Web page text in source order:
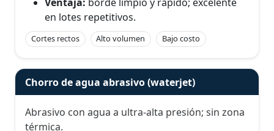
en lotes repetitivos.
Cortes rectos Alto volumen Bajo costo
Chorro de agua abrasivo (waterjet)
Abrasivo con agua a ultra-alta presión; sin zona
térmica.